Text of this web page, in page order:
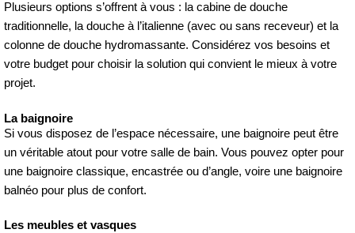
Plusieurs options s’offrent à vous : la cabine de douche
traditionnelle, la douche à l’italienne (avec ou sans receveur) et la
colonne de douche hydromassante. Considérez vos besoins et
votre budget pour choisir la solution qui convient le mieux à votre
projet.
La baignoire
Si vous disposez de l’espace nécessaire, une baignoire peut être
un véritable atout pour votre salle de bain. Vous pouvez opter pour
une baignoire classique, encastrée ou d’angle, voire une baignoire
balnéo pour plus de confort.
Les meubles et vasques